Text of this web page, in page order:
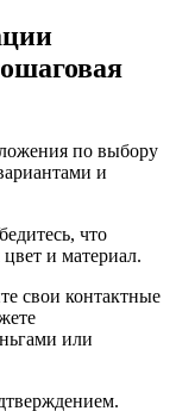
по выбору
и
что
и материал.
свои контактные
или